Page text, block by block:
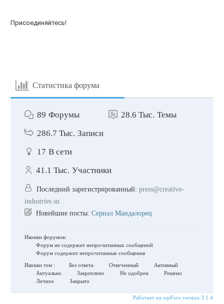
Присоединяйтесь!
Статистика форума
89 Форумы 28.6 Тыс. Темы
286.7 Тыс. Записи
17 В сети
41.1 Тыс. Участники
Последний зарегистрированный: press@creative-
industries.su
Новейшие посты: Сериал Мандалорец
Иконки форумов:
Форум не содержит непрочитанных сообщений
Форум содержит непрочитанные сообщения
Иконки тем :
Без ответа Отвеченный
Активный
Актуально
Закреплено Не одобрен
Решено
Личное
Закрыто
Работает на wpForo version 3.1.4